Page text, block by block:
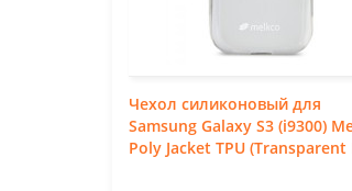
Чехол силиконовый для
Samsung Galaxy S3 (i9300)
Poly Jacket TPU (Transparent